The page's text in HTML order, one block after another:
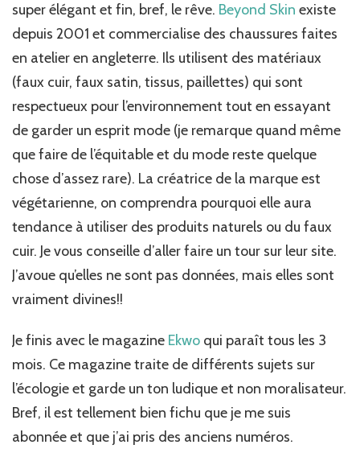
super élégant et fin, bref, le rêve. Beyond Skin existe
depuis 2001 et commercialise des chaussures faites
en atelier en angleterre. Ils utilisent des matériaux
(faux cuir, faux satin, tissus, paillettes) qui sont
respectueux pour l’environnement tout en essayant
de garder un esprit mode (je remarque quand même
que faire de l’équitable et du mode reste quelque
chose d’assez rare). La créatrice de la marque est
végétarienne, on comprendra pourquoi elle aura
tendance à utiliser des produits naturels ou du faux
cuir. Je vous conseille d’aller faire un tour sur leur site.
J’avoue qu’elles ne sont pas données, mais elles sont
vraiment divines!!
Je finis avec le magazine Ekwo qui paraît tous les 3
mois. Ce magazine traite de différents sujets sur
l’écologie et garde un ton ludique et non moralisateur.
Bref, il est tellement bien fichu que je me suis
abonnée et que j’ai pris des anciens numéros.